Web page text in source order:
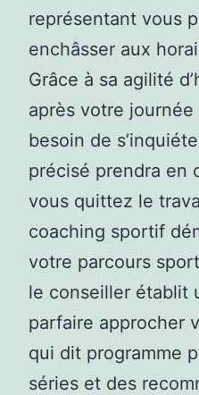
représentant vous
enchâsser aux
Grâce à sa agilité
après votre
besoin de
précisé prendra en
vous quittez le
coaching sportif
votre parcours
le conseiller établit
parfaire approcher
qui dit programme
séries et des